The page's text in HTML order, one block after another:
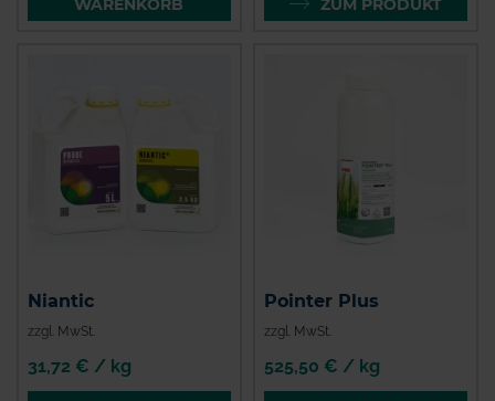
Niantic
zzgl. MwSt.
31,72 € / kg
Pointer Plus
zzgl. MwSt.
525,50 € / kg